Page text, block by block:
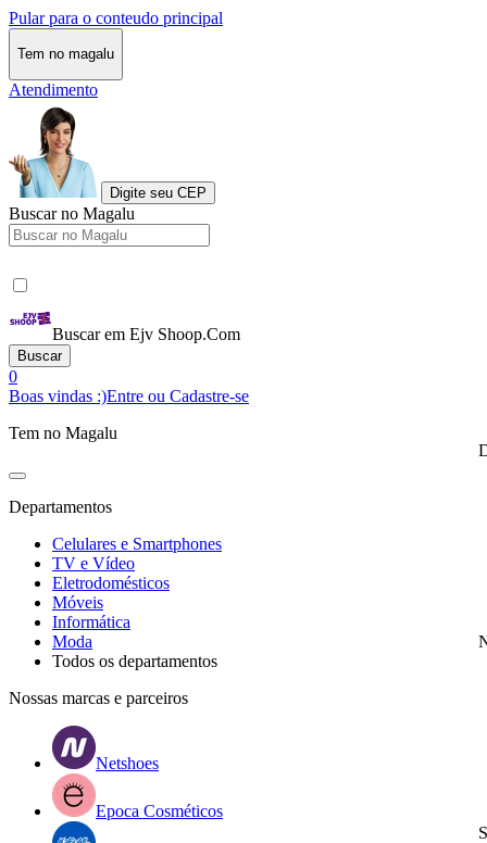
Pular para o conteudo principal
Tem no magalu
Atendimento
Digite seu CEP
Buscar no Magalu
Buscar em Ejv Shoop.Com
Buscar
0
Boas vindas :)Entre ou Cadastre-se
Tem no Magalu
Departamentos
Celulares e Smartphones
TV e Vídeo
Eletrodomésticos
Móveis
Informática
Moda
Todos os departamentos
Nossas marcas e parceiros
Netshoes
Epoca Cosméticos